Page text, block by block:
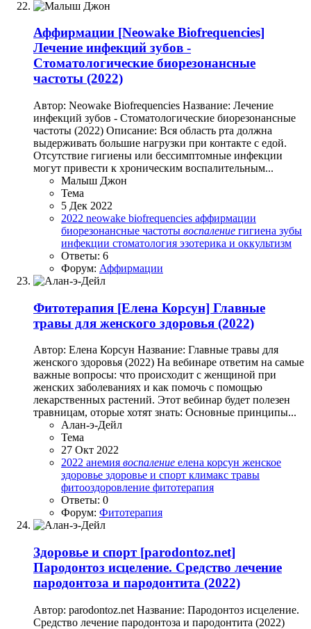
Аффирмации [Neowake Biofrequencies]
Лечение инфекций зубов -
Стоматологические биорезонансные
частоты (2022)
Автор: Neowake Biofrequencies Название: Лечение
инфекций зубов - Стоматологические биорезонансные
частоты (2022) Описание: Вся область рта должна
выдерживать большие нагрузки при контакте с едой.
Отсутствие гигиены или бессимптомные инфекции
могут привести к хроническим воспалительным...
Малыш Джон
Тема
5 Дек 2022
2022 neowake biofrequencies аффирмации
биорезонансные частоты воспаление гигиена зубы
инфекции стоматология эзотерика и оккультизм
Ответы: 6
Форум: Аффирмации
Фитотерапия [Елена Корсун] Главные
травы для женского здоровья (2022)
Автор: Елена Корсун Название: Главные травы для
женского здоровья (2022) На вебинаре ответим на самые
важные вопросы: что происходит с женщиной при
женских заболеваниях и как помочь с помощью
лекарственных растений. Этот вебинар будет полезен
травницам, оторые хотят знать: Основные принципы...
Алан-э-Дейл
Тема
27 Окт 2022
2022 анемия воспаление елена корсун женское
здоровье здоровье и спорт климакс травы
фитооздоровление фитотерапия
Ответы: 0
Форум: Фитотерапия
Здоровье и спорт [parodontoz.net]
Пародонтоз исцеление. Средство лечение
пародонтоза и пародонтита (2022)
Автор: parodontoz.net Название: Пародонтоз исцеление.
Средство лечение пародонтоза и пародонтита (2022)